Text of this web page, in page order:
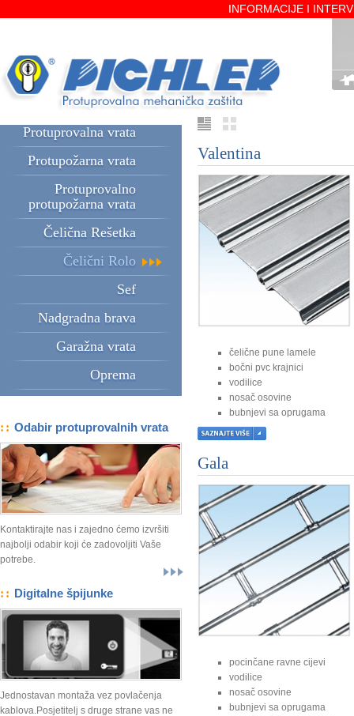
INFORMACIJE I
Protuprovalna vrata
Protupožarna vrata
Protuprovalno
protupožarna vrata
Čelična Rešetka
Čelični Rolo
Sef
Nadgradna brava
Garažna vrata
Oprema
:: Odabir protuprovalnih vrata
Kontaktirajte nas i zajedno ćemo izvršiti
najbolji odabir koji će zadovoljiti Vaše
potrebe.
:: Digitalne špijunke
Jednostavan montaža vez povlačenja
kablova.Posjetitelj s druge strane vas ne
Valentina
čelične pune lamele
bočni pvc krajnici
vodilice
nosač osovine
bubnjevi sa oprugama
centralna ili bočne brave
ručica na prvoj lameli
Gala
pocinčane ravne cijevi
vodilice
nosač osovine
bubnjevi sa oprugama